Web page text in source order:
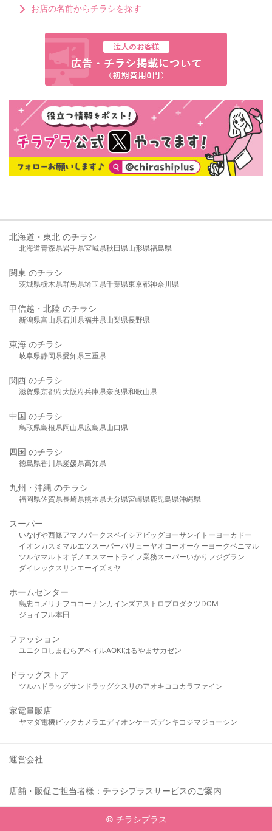
お店の名前からチラシを探す
北海道・東北 のチラシ
北海道青森県岩手県宮城県秋田県山形県福島県
関東 のチラシ
茨城県栃木県群馬県埼玉県千葉県東京都神奈川県
甲信越・北陸 のチラシ
新潟県富山県石川県福井県山梨県長野県
東海 のチラシ
岐阜県静岡県愛知県三重県
関西 のチラシ
滋賀県京都府大阪府兵庫県奈良県和歌山県
中国 のチラシ
鳥取県島根県岡山県広島県山口県
四国 のチラシ
徳島県香川県愛媛県高知県
九州・沖縄 のチラシ
福岡県佐賀県長崎県熊本県大分県宮崎県鹿児島県沖縄県
スーパー
いなげや西條アマノパークスベイシア ビッグヨーサンイトーヨーカドー
イオンカスミ マルエツスーパーバリューヤオコーオーケー ヨークベニマル
ツルヤマルト オギノ エスマート ライフ業務スーパーいかり フジグラン
ダイレックスサンエーイズミヤ
ホームセンター
島忠 コメリ ナフコ コーナンカインズアストロプロダクツDCM
ジョイフル本田
ファッション
ユニクロ しまむら アベイルAOKIはるやま サカゼン
ドラッグストア
ツルハドラッグサンドラッグクスリのアオキ ココカラファイン
家電量販店
ヤマダ電機ビックカメラ エディオンケーズデンキ コジマジョーシン
運営会社
店舗・販促ご担当者様：チラシプラスサービスのご案内
© チラシプラス